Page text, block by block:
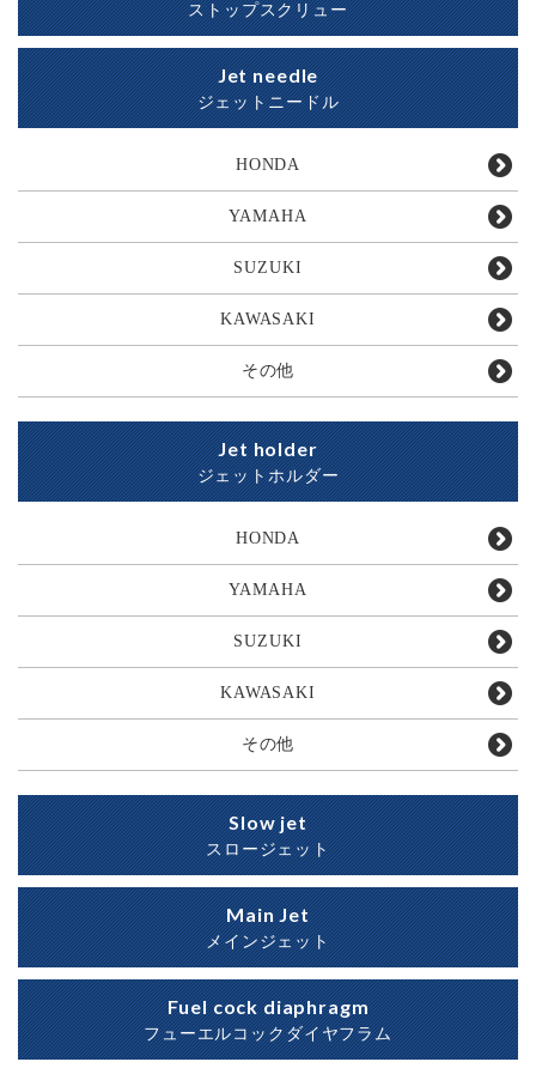
ストップスクリュー
Jet needle
ジェットニードル
HONDA
YAMAHA
SUZUKI
KAWASAKI
その他
Jet holder
ジェットホルダー
HONDA
YAMAHA
SUZUKI
KAWASAKI
その他
Slow jet
スロージェット
Main Jet
メインジェット
Fuel cock diaphragm
フューエルコックダイヤフラム